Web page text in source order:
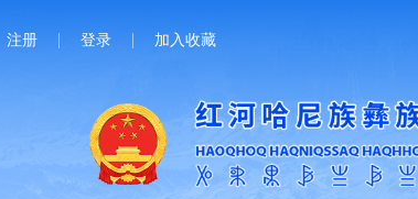
注册 登录 加入收藏